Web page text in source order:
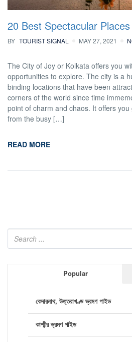
20 Best Spectacular
BY TOURIST SIGNAL MAY 27, 2021
The City of Joy or Kolkata offers you
opportunities to explore. The city is a
binding locations that have been
corners of the world since time
point of charm and chaos. It offers
from the busy […]
READ MORE
Popular
কেদারনাথ, উত্তরাখণ্ড ভ্রমণ গাইড
কাশ্মীর ভ্রমণ গাইড